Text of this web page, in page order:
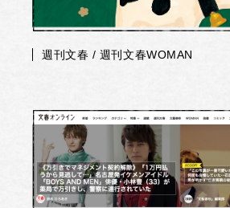
週刊文春 / 週刊文春WOMAN